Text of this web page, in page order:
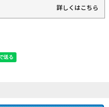
詳しくはこちら